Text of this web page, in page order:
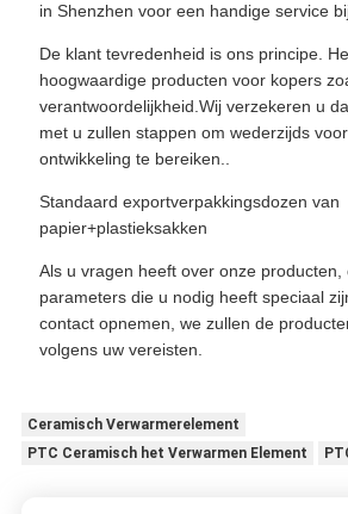
in Shenzhen voor een handige service
De klant tevredenheid is ons principe.
hoogwaardige producten voor kopers
verantwoordelijkheid.Wij verzekeren u
met u zullen stappen om wederzijds
ontwikkeling te bereiken..
Standaard exportverpakkingsdozen van
papier+plastieksakken
Als u vragen heeft over onze producten,
parameters die u nodig heeft speciaal
contact opnemen, we zullen de
volgens uw vereisten.
Ceramisch Verwarmerelement
PTC Ceramisch het Verwarmen Element